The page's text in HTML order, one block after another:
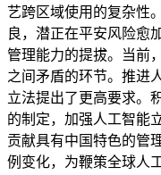
艺跨区域使用的复杂性
良，潜正在平安风险愈
管理能力的提拔。当前
之间矛盾的环节。推进
立法提出了更高要求。
的制定，加强人工智能
贡献具有中国特色的管
例变化，为鞭策全球人